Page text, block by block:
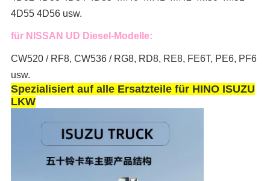
4D55 4D56 usw.
für NISSAN UD Diesel-Modelle:
CW520 / RF8, CW536 / RG8, RD8, RE8, FE6T, PE6, PF6
usw.
Spezialisiert auf alle Ersatzteile für HINO ISUZU
LKW